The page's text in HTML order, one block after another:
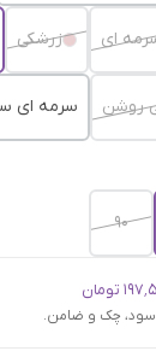
ای زرشکی
روشن سرمه ای
90
تومان